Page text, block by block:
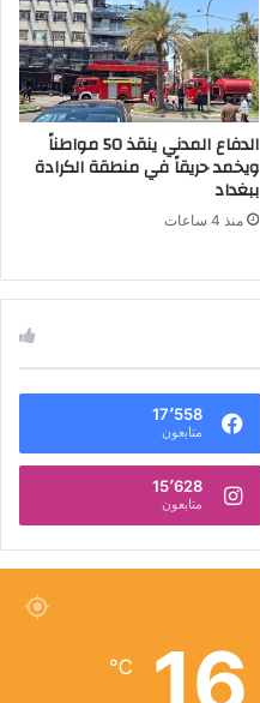
الدفاع المدني ينقذ 50 مواطناً
ويخمد حريقاً في منطقة الكرادة
ببغداد
منذ 4 ساعات
17٬558
متابعون
15٬628
متابعون
16
℃